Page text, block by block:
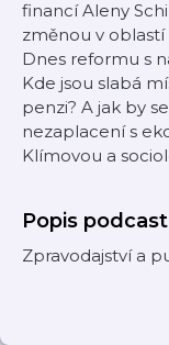
financí Aleny
změnou v
Dnes reformu s
Kde jsou slabá
penzi? A jak by
nezaplacení s
Klímovou a
Popis
Zpravodajství a